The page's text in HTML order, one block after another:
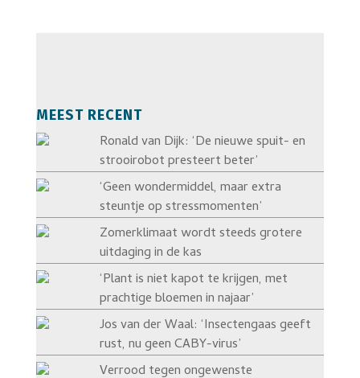
MEEST RECENT
Ronald van Dijk: ‘De nieuwe spuit- en
strooirobot presteert beter’
‘Geen wondermiddel, maar extra
steuntje op stressmomenten’
Zomerklimaat wordt steeds grotere
uitdaging in de kas
‘Plant is niet kapot te krijgen, met
prachtige bloemen in najaar’
Jos van der Waal: ‘Insectengaas geeft
rust, nu geen CABY-virus’
Verrood tegen ongewenste